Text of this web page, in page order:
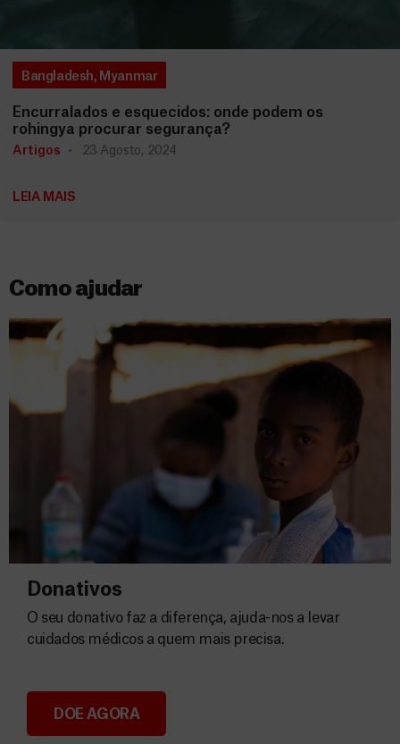
Bangladesh, Myanmar
Encurralados e esquecidos: onde podem os
rohingya procurar segurança?
Artigos 23 Agosto, 2024
LEIA MAIS
Como ajudar
Donativos
Donativos
O seu donativo faz a diferença, ajuda-nos a levar
cuidados médicos a quem mais precisa.
DOE AGORA